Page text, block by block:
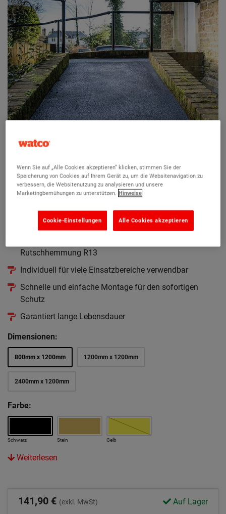
Anti-Rutsch GFK Platte - Standard -
Medium
Maximale Sicherheit und Rutschfestigkeit in stark frequentierten
Rutschhemmung R13
Individuell für viele Einsatzbereiche verwendbar
Schnelle und einfache Montage für den sofortigen
Schutz
Garantiert lange Lebensdauer
Dimensionen:
800mm x 1200mm 1200mm x 1200mm
2400mm x 1200mm
Farbe:
Schwarz Stein Gelb
Weiterlesen
141,90 € (exkl. MwSt) Auf Lager
Wenn Sie auf „Alle Cookies akzeptieren“ klicken, stimmen Sie der
Speicherung von Cookies auf Ihrem Gerät zu, um die Websitenavigation zu
verbessern, die Websitenutzung zu analysieren und unsere
Marketingbemühungen zu unterstützen. Hinweise
Alle Cookies akzeptieren
Cookie-Einstellungen